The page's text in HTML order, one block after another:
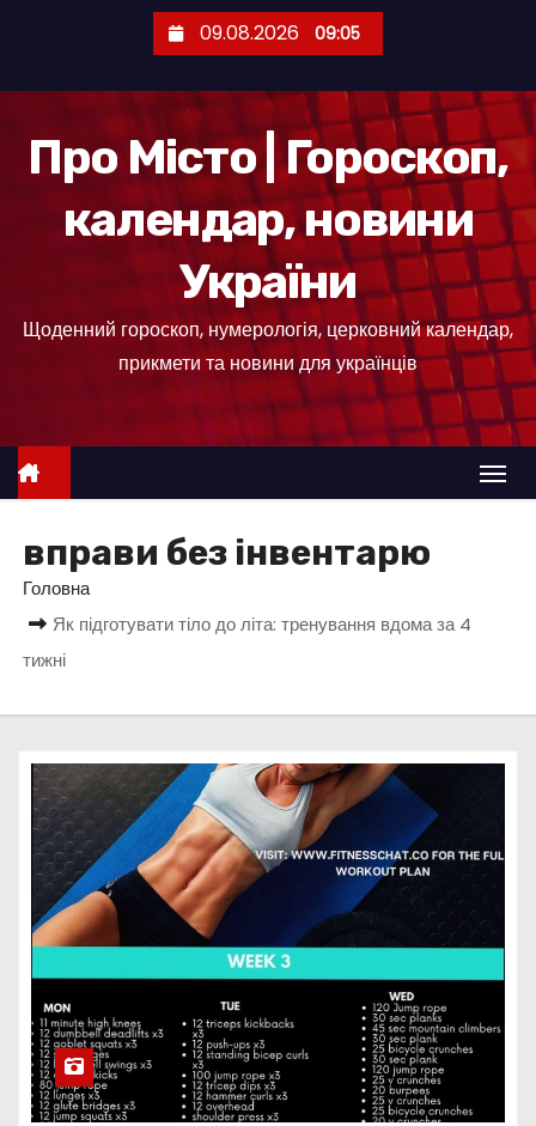
е
09.08.2026 09:05
Про Місто | Гороскоп,
календар, новини
України
Щоденний гороскоп, нумерологія, церковний календар,
прикмети та новини для українців
вправи без інвентарю
Головна
Як підготувати тіло до літа: тренування вдома за 4
тижні